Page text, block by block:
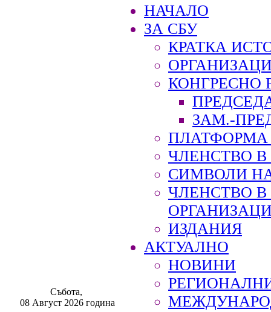
Събота,
08 Август 2026 година
НАЧАЛО
ЗА СБУ
КРАТКА
КОНГРЕСНО
ЗАМ.-
ПЛАТФОРМА
ЧЛЕНСТВО В
СИМВОЛИ
ЧЛЕНСТВО
ИЗДАНИЯ
АКТУАЛНО
НОВИНИ